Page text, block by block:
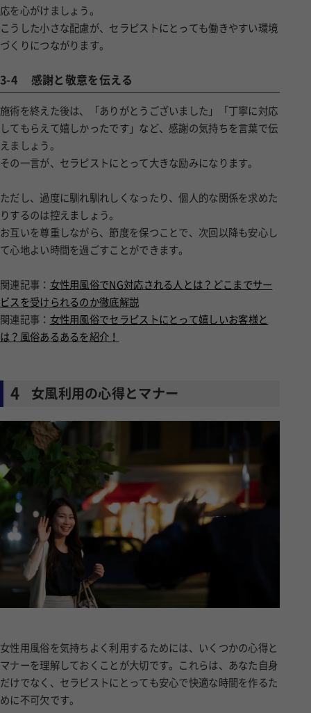
応を心がけましょう。
こうした小さな配慮が、セラピストにとっても働きやすい環境
づくりにつながります。
3-4 感謝と敬意を伝える
施術を終えた後は、「ありがとうございました」「丁寧に対応
してもらえて嬉しかったです」など、感謝の気持ちを言葉で伝
えましょう。
その一言が、セラピストにとって大きな励みになります。
ただし、過度に馴れ馴れしくなったり、個人的な関係を求めた
りするのは控えましょう。
お互いを尊重しながら、節度を保つことで、次回以降も安心し
て心地よい時間を過ごすことができます。
関連記事： 女性用風俗でNG対応される人とは？どこまでサー
ビスを受けられるのか徹底解説
関連記事： 女性用風俗でセラピストにとって嬉しいお客様と
は？風俗あるあるを紹介！
4 女風利用の心得とマナー
女性用風俗を気持ちよく利用するためには、いくつかの心得と
マナーを理解しておくことが大切です。これらは、あなた自身
だけでなく、セラピストにとっても安心で快適な時間を作るた
めに不可欠です。